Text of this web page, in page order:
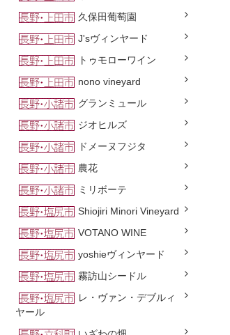
久保田葡萄園
J'sヴィンヤード
トゥモローワイン
nono vineyard
グランミュール
ジオヒルズ
ドメーヌフジタ
農花
ミリボーテ
Shiojiri Minori Vineyard
VOTANO WINE
yoshieヴィンヤード
霧訪山シードル
レ・ヴァン・デブルィ
ヤール